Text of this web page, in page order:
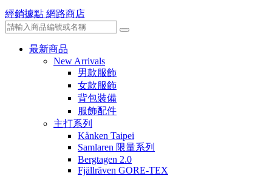
經銷據點 網路商店
最新商品
New Arrivals
男款服飾
女款服飾
背包裝備
服飾配件
主打系列
Kånken Taipei
Samlaren 限量系列
Bergtagen 2.0
Fjällräven GORE-TEX